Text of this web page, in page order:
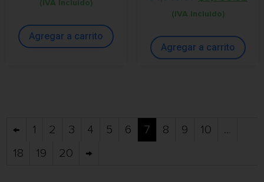
(IVA Incluido)
Agregar a carrito
(IVA Incluido)
Agregar a carrito
← 1 2 3 4 5 6 7 8 9 10
…
18
19 20 →